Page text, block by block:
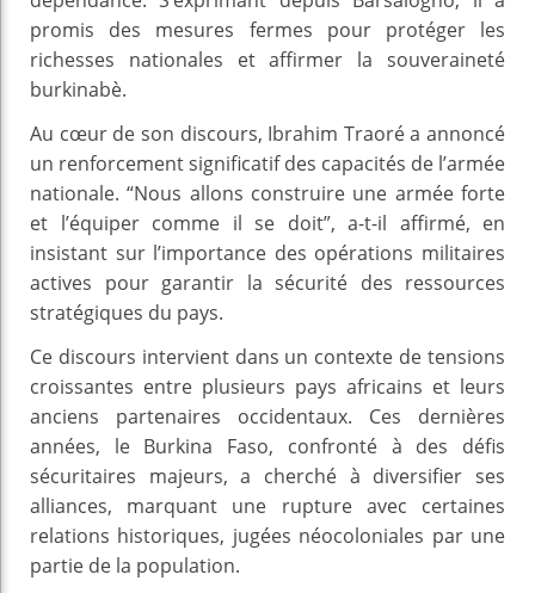
promis des mesures fermes pour protéger les
richesses nationales et affirmer la souveraineté
burkinabè.
Au cœur de son discours, Ibrahim Traoré a annoncé
un renforcement significatif des capacités de l’armée
nationale. “Nous allons construire une armée forte
et l’équiper comme il se doit”, a-t-il affirmé, en
insistant sur l’importance des opérations militaires
actives pour garantir la sécurité des ressources
stratégiques du pays.
Ce discours intervient dans un contexte de tensions
croissantes entre plusieurs pays africains et leurs
anciens partenaires occidentaux. Ces dernières
années, le Burkina Faso, confronté à des défis
sécuritaires majeurs, a cherché à diversifier ses
alliances, marquant une rupture avec certaines
relations historiques, jugées néocoloniales par une
partie de la population.